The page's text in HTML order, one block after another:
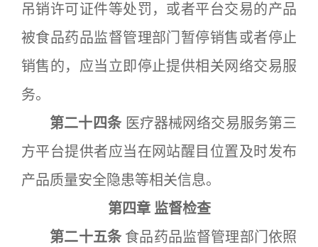
吊销许可证件等处罚，或者平台交易的产品
被食品药品监督管理部门暂停销售或者停止
销售的，应当立即停止提供相关网络交易服
务。
第二十四条医疗器械网络交易服务第三
方平台提供者应当在网站醒目位置及时发布
产品质量安全隐患等相关信息。
第四章 监督检查
第二十五条 食品药品监督管理部门依照